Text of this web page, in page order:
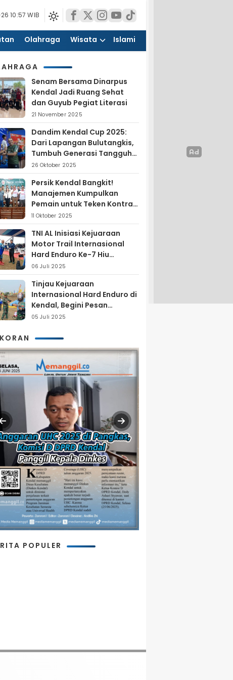
10:57 WIB
Olahraga Wisata Islami
Senam Bersama Dinarpus
Kendal Jadi Ruang Sehat
dan Guyub Pegiat Literasi
21 November 2025
Dandim Kendal Cup 2025:
Dari Lapangan Bulutangkis,
Tumbuh Generasi Tangguh
dan Nasionalis
26 Oktober 2025
Persik Kendal Bangkit!
Manajemen Kumpulkan
Pemain untuk Teken Kontrak
Jelang Liga 4
11 Oktober 2025
TNI AL Inisiasi Kejuaraan
Motor Trail Internasional
Hard Enduro Ke-7 Hiu
Selatan
06 Juli 2025
Tinjau Kejuaraan
Internasional Hard Enduro di
Kendal, Begini Pesan
Laksamana Pertama TNI AL
05 Juli 2025
POPULER